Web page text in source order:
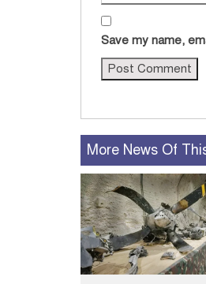
Save my name,
More News Of